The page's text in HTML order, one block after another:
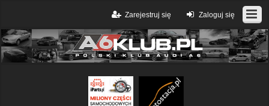
Zaloguj się
Zarejestruj się